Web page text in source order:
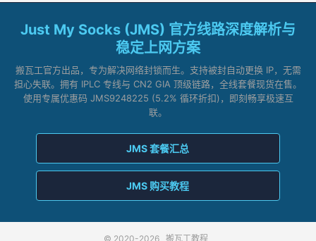
Just My Socks (JMS) 官方线路深度解析与
稳定上网方案
搬瓦工官方出品，专为解决网络封锁而生。支持被封自动更换 IP，无需
担心失联。拥有 IPLC 专线与 CN2 GIA 顶级链路，全线套餐现货在售。
使用专属优惠码 JMS9248225 (5.2% 循环折扣)，即刻畅享极速互
联。
JMS 套餐汇总
JMS 购买教程
© 2020-2026 搬瓦工教程